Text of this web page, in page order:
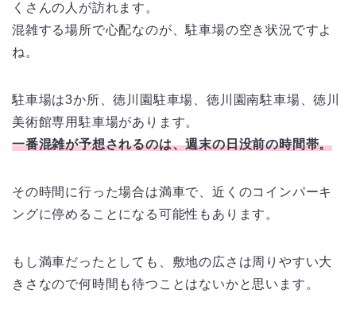
くさんの人が訪れます。
混雑する場所で心配なのが、駐車場の空き状況ですよ
ね。
駐車場は3か所、徳川園駐車場、徳川園南駐車場、徳川
美術館専用駐車場があります。
一番混雑が予想されるのは、週末の日没前の時間帯。
その時間に行った場合は満車で、近くのコインパーキ
ングに停めることになる可能性もあります。
もし満車だったとしても、敷地の広さは周りやすい大
きさなので何時間も待つことはないかと思います。